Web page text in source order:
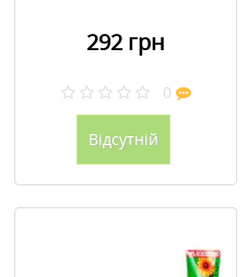
292 грн
0
Відсутній